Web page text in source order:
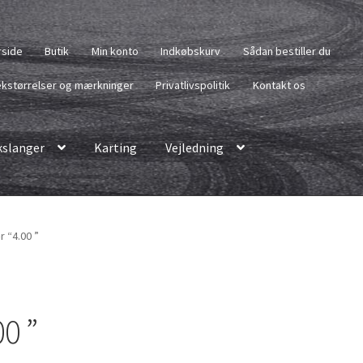
Butik Min konto Indkøbskurv Sådan bestiller du
og mærkninger Privatlivspolitik Kontakt os
Karting
Vejledning
”
”